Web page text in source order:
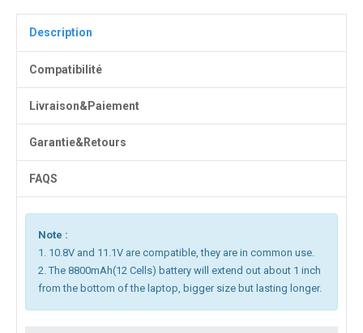
Description
Compatibilité
Livraison&Paiement
Garantie&Retours
FAQS
Note :
1. 10.8V and 11.1V are compatible, they are in common use.
2. The 8800mAh(12 Cells) battery will extend out about 1 inch
from the bottom of the laptop, bigger size but lasting longer.